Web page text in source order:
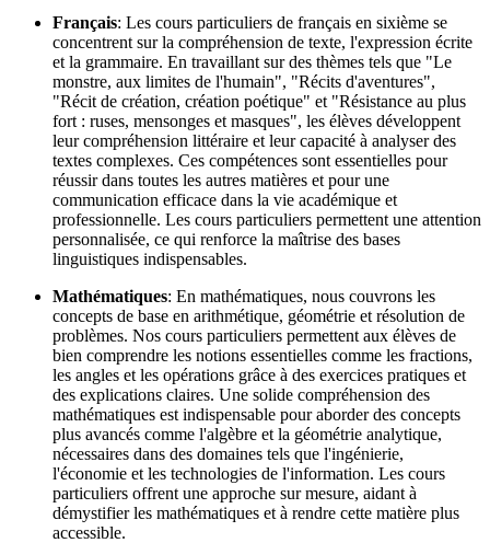
Français: Les cours particuliers de français en sixième se
concentrent sur la compréhension de texte, l'expression écrite
et la grammaire. En travaillant sur des thèmes tels que "Le
monstre, aux limites de l'humain", "Récits d'aventures",
"Récit de création, création poétique" et "Résistance au plus
fort : ruses, mensonges et masques", les élèves développent
leur compréhension littéraire et leur capacité à analyser des
textes complexes. Ces compétences sont essentielles pour
réussir dans toutes les autres matières et pour une
communication efficace dans la vie académique et
professionnelle. Les cours particuliers permettent une attention
personnalisée, ce qui renforce la maîtrise des bases
linguistiques indispensables.
Mathématiques: En mathématiques, nous couvrons les
concepts de base en arithmétique, géométrie et résolution de
problèmes. Nos cours particuliers permettent aux élèves de
bien comprendre les notions essentielles comme les fractions,
les angles et les opérations grâce à des exercices pratiques et
des explications claires. Une solide compréhension des
mathématiques est indispensable pour aborder des concepts
plus avancés comme l'algèbre et la géométrie analytique,
nécessaires dans des domaines tels que l'ingénierie,
l'économie et les technologies de l'information. Les cours
particuliers offrent une approche sur mesure, aidant à
démystifier les mathématiques et à rendre cette matière plus
accessible.